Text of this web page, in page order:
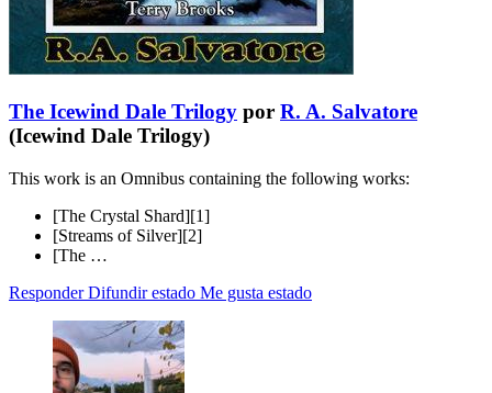
The Icewind Dale Trilogy por R. A. Salvatore
(Icewind Dale Trilogy)
This work is an Omnibus containing the following works:
[The Crystal Shard][1]
[Streams of Silver][2]
[The …
Responder Difundir estado Me gusta estado